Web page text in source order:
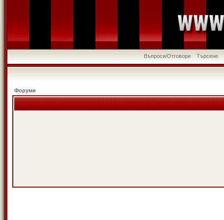
Въпроси/Отговори Търсене
Форуми